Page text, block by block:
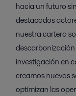
hacia un futuro
destacados
nuestra cartera
investigación en
creamos nuevas
optimizan las